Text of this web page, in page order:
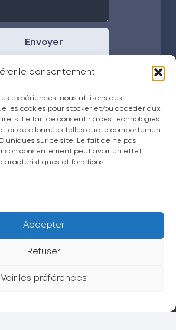
le consentement
expériences, nous utilisons des
les cookies pour stocker et/ou accéder aux
Le fait de consentir à ces technologies
des données telles que le comportement
uniques sur ce site. Le fait de ne pas
son consentement peut avoir un effet
et fonctions.
Accepter
Refuser
Voir les préférences
Envoyer
La CPTS Trésor
Actualités
Petites annonces
Sollicitation et avis